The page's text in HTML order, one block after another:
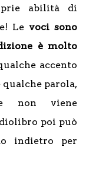
abilità di
Levoci sono
è molto
accento
parola,
non viene
poi può
indietro per